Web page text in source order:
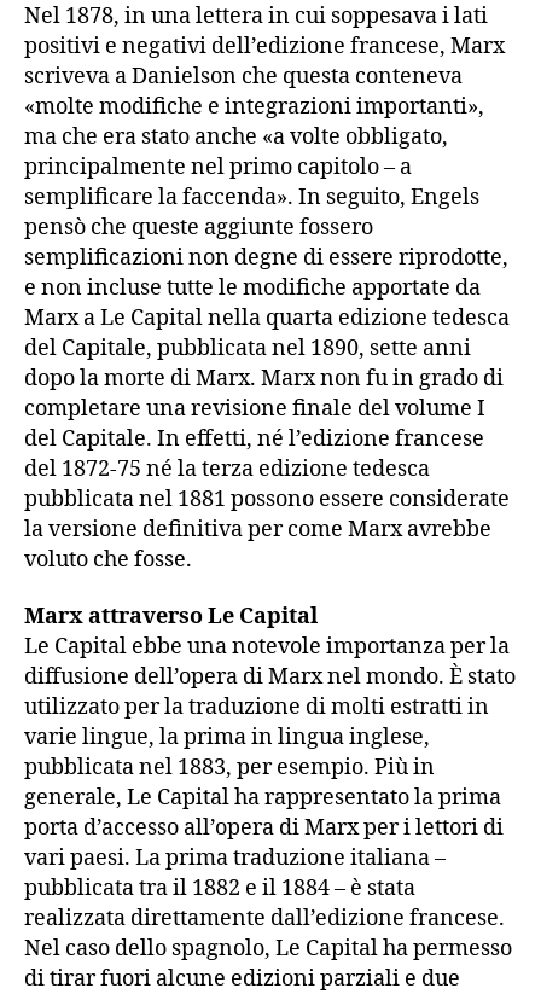
Nel 1878, in una lettera in cui soppesava i lati
positivi e negativi dell’edizione francese, Marx
scriveva a Danielson che questa conteneva
«molte modifiche e integrazioni importanti»,
ma che era stato anche «a volte obbligato,
principalmente nel primo capitolo – a
semplificare la faccenda». In seguito, Engels
pensò che queste aggiunte fossero
semplificazioni non degne di essere riprodotte,
e non incluse tutte le modifiche apportate da
Marx a Le Capital nella quarta edizione tedesca
del Capitale, pubblicata nel 1890, sette anni
dopo la morte di Marx. Marx non fu in grado di
completare una revisione finale del volume I
del Capitale. In effetti, né l’edizione francese
del 1872-75 né la terza edizione tedesca
pubblicata nel 1881 possono essere considerate
la versione definitiva per come Marx avrebbe
voluto che fosse.
Marx attraverso Le Capital
Le Capital ebbe una notevole importanza per la
diffusione dell’opera di Marx nel mondo. È stato
utilizzato per la traduzione di molti estratti in
varie lingue, la prima in lingua inglese,
pubblicata nel 1883, per esempio. Più in
generale, Le Capital ha rappresentato la prima
porta d’accesso all’opera di Marx per i lettori di
vari paesi. La prima traduzione italiana –
pubblicata tra il 1882 e il 1884 – è stata
realizzata direttamente dall’edizione francese.
Nel caso dello spagnolo, Le Capital ha permesso
di tirar fuori alcune edizioni parziali e due